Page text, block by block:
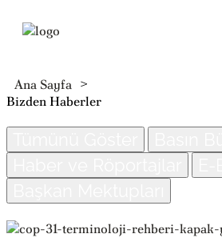
Ana Sayfa >
Bizden Haberler